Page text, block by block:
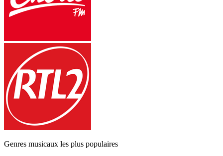
Genres musicaux les plus populaires